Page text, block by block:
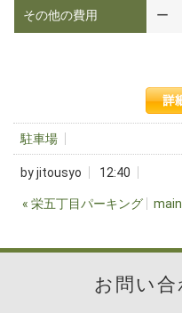
その他の費用 ー
駐車場
byjitousyo 12:40
« 栄五丁目パーキング main
お問い